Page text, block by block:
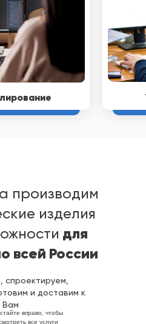
производим
изделия
для
всей России
спроектируем,
и доставим к
Вам
вправо, чтобы
все услуги